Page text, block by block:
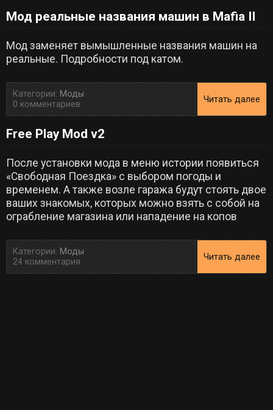
Мод реальные названия машин в Mafia II
Мод заменяет вымышленные названия машин на
реальные. Подробности под катом.
Категории: Моды
0 комментариев
Читать далее
Free Play Mod v2
После установки мода в меню истории появиться
«Свободная Поездка» с выбором погоды и
временем. А также возле гаража будут стоять двое
ваших знакомых, которых можно взять с собой на
ограбление магазина или нападение на копов
Категории: Моды
24 комментария
Читать далее